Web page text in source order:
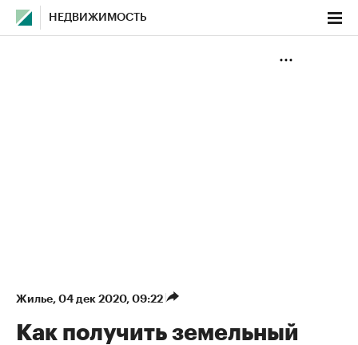
НЕДВИЖИМОСТЬ
Жилье⁠, 04 дек 2020, 09:22
Как получить земельный